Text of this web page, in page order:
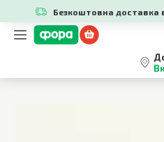
Безкоштовна доставка